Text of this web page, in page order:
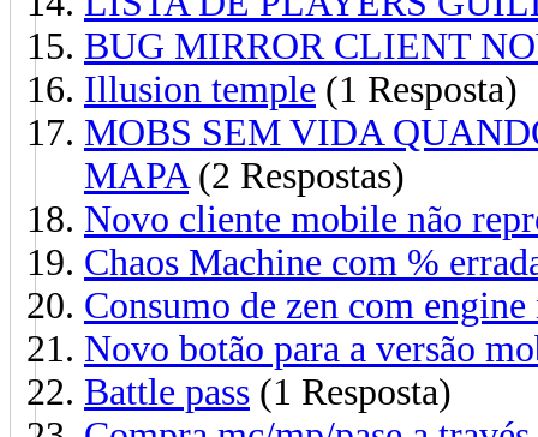
BUG MIRROR CLIENT
Illusion temple (1 Resposta)
MOBS SEM VIDA
MAPA (2 Respostas)
Novo cliente mobile não
Chaos Machine com %
Consumo de zen com engine
Novo botão para a versão
Battle pass (1 Resposta)